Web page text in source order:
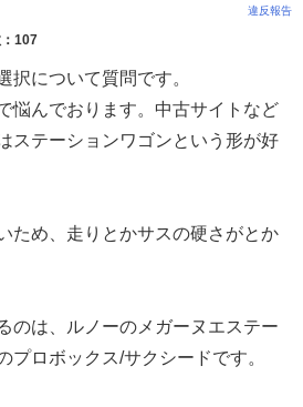
違反報告
107
択について質問です。
悩んでおります。中古サイトなど
ステーションワゴンという形が好
ため、走りとかサスの硬さがとか
のは、ルノーのメガーヌエステー
プロボックス/サクシードです。